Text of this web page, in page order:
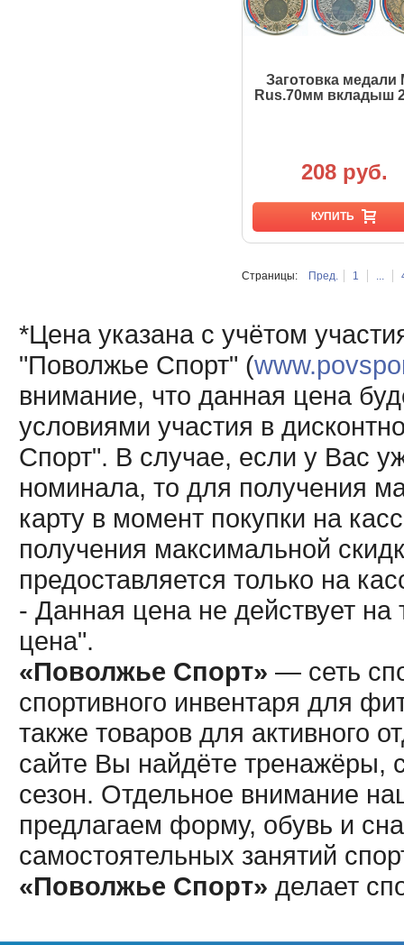
Заготовка медали
Rus.70мм вкладыш
208 руб.
КУПИТЬ
Страницы: Пред. 1 ...
*Цена указана с учётом
"Поволжье Спорт" (
внимание, что данная цена
условиями участия в
Спорт". В случае, если у Вас
номинала, то для получения
карту в момент покупки на
получения максимальной
предоставляется только на
- Данная цена не действует
цена".
«Поволжье Спорт» — сеть
спортивного инвентаря для
также товаров для активного
сайте Вы найдёте тренажёры,
сезон. Отдельное внимание
предлагаем форму, обувь и
самостоятельных занятий
«Поволжье Спорт» делает